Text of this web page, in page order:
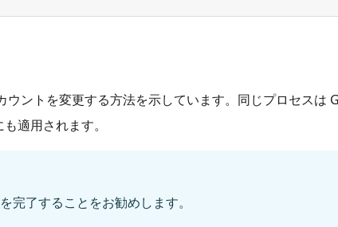
ントを変更する方法を示しています。同じプロセスは
適用されます。
完了することをお勧めします。